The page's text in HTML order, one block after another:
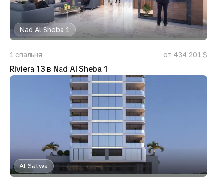
Nad Al Sheba 1
1 спальня от 434 201 $
Riviera 13 в Nad Al Sheba 1
Al Satwa